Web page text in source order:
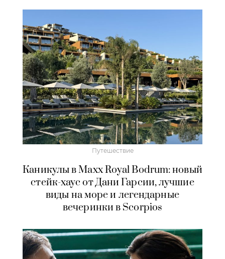
Путешествие
Каникулы в Maxx Royal Bodrum: новый
стейк-хаус от Дани Гарсии, лучшие
виды на море и легендарные
вечеринки в Scorpios